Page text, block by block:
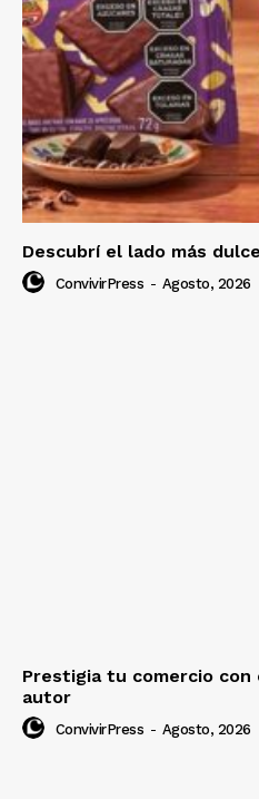
Descubrí el lado más
ConvivirPress - Agosto, 2026
Prestigia tu comercio
autor
ConvivirPress - Agosto, 2026